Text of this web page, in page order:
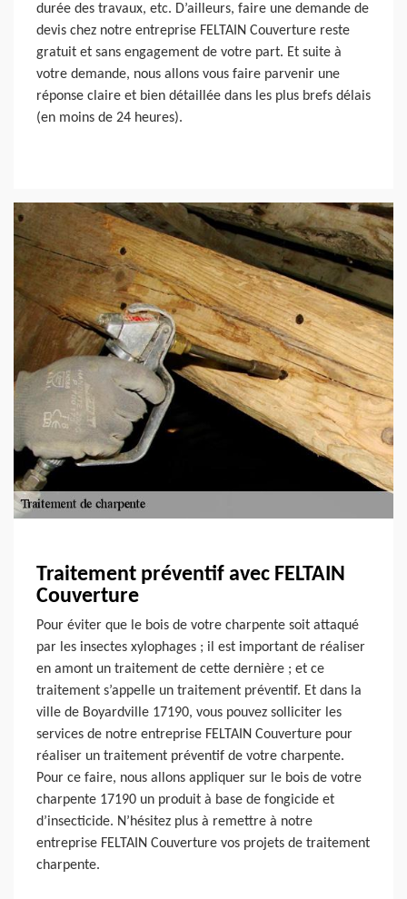
durée des travaux, etc. D’ailleurs, faire une demande de
devis chez notre entreprise FELTAIN Couverture reste
gratuit et sans engagement de votre part. Et suite à
votre demande, nous allons vous faire parvenir une
réponse claire et bien détaillée dans les plus brefs délais
(en moins de 24 heures).
Traitement préventif avec FELTAIN
Couverture
Pour éviter que le bois de votre charpente soit attaqué
par les insectes xylophages ; il est important de réaliser
en amont un traitement de cette dernière ; et ce
traitement s’appelle un traitement préventif. Et dans la
ville de Boyardville 17190, vous pouvez solliciter les
services de notre entreprise FELTAIN Couverture pour
réaliser un traitement préventif de votre charpente.
Pour ce faire, nous allons appliquer sur le bois de votre
charpente 17190 un produit à base de fongicide et
d’insecticide. N’hésitez plus à remettre à notre
entreprise FELTAIN Couverture vos projets de traitement
charpente.